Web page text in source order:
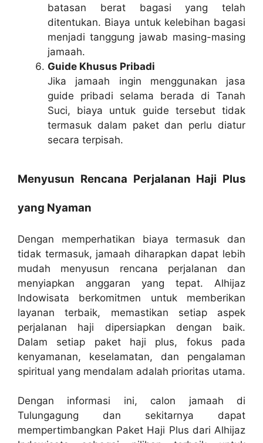
batasan berat bagasi yang telah
ditentukan. Biaya untuk kelebihan bagasi
menjadi tanggung jawab masing-masing
jamaah.
Guide Khusus Pribadi
Jika jamaah ingin menggunakan jasa
guide pribadi selama berada di Tanah
Suci, biaya untuk guide tersebut tidak
termasuk dalam paket dan perlu diatur
secara terpisah.
Menyusun Rencana Perjalanan Haji Plus
yang Nyaman
Dengan memperhatikan biaya termasuk dan
tidak termasuk, jamaah diharapkan dapat lebih
mudah menyusun rencana perjalanan dan
menyiapkan anggaran yang tepat. Alhijaz
Indowisata berkomitmen untuk memberikan
layanan terbaik, memastikan setiap aspek
perjalanan haji dipersiapkan dengan baik.
Dalam setiap paket haji plus, fokus pada
kenyamanan, keselamatan, dan pengalaman
spiritual yang mendalam adalah prioritas utama.
Dengan informasi ini, calon jamaah di
Tulungagung dan sekitarnya dapat
mempertimbangkan Paket Haji Plus dari Alhijaz